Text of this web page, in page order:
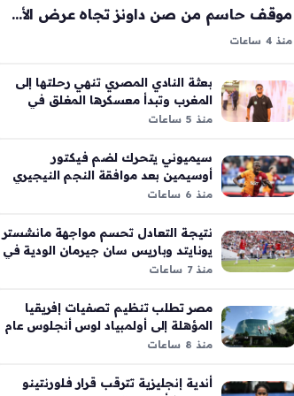
موقف حاسم من صن داونز تجاه عرض الأهلي لضم الموهبة ثابيلو ماسيكو
منذ 4 ساعات
تحرك كشفته تقارير إعلامية مؤخرًا؛ حيث تسعى إدارة
القلعة الحمراء لتعزيز صفوفها بأسماء مميزة قبل بدء
الموسم الجديد، وتحديدًا لدعم الخط…
بعثة النادي المصري تنهي رحلتها إلى
المغرب وتبدأ معسكرها المغلق في
مراكش
منذ 5 ساعات
سيميوني يتحرك لضم فيكتور
أوسيمين بعد موافقة النجم النيجيري
على شروط أتلتيكو مدريد
منذ 6 ساعات
نتيجة التعادل تحسم مواجهة مانشستر
يونايتد وباريس سان جيرمان الودية في
السويد
منذ 7 ساعات
مصر تطلب تنظيم تصفيات إفريقيا
المؤهلة إلى أولمبياد لوس أنجلوس عام
2028
منذ 8 ساعات
أندية إنجليزية تترقب قرار فلورنتينو